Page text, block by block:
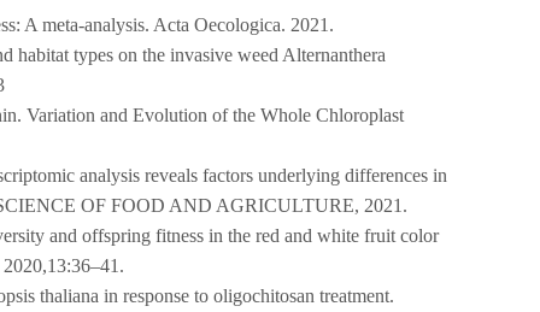
A meta-analysis. Acta Oecologica. 2021.
types on the invasive weed Alternanthera
Variation and Evolution of the Whole Chloroplast
analysis reveals factors underlying differences in
OF FOOD AND AGRICULTURE, 2021.
and offspring fitness in the red and white fruit color
thaliana in response to oligochitosan treatment.